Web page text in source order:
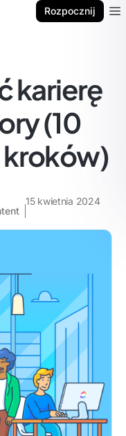
Rozpocznij
karierę
(10
15 kwietnia 2024